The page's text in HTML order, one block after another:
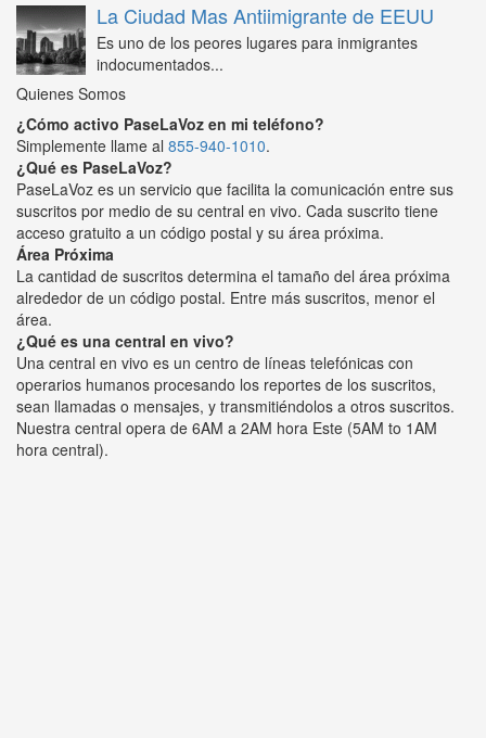
La Ciudad Mas Antiimigrante de EEUU
Es uno de los peores lugares para inmigrantes
indocumentados...
Quienes Somos
¿Cómo activo PaseLaVoz en mi teléfono?
Simplemente llame al 855-940-1010.
¿Qué es PaseLaVoz?
PaseLaVoz es un servicio que facilita la comunicación entre sus
suscritos por medio de su central en vivo. Cada suscrito tiene
acceso gratuito a un código postal y su área próxima.
Área Próxima
La cantidad de suscritos determina el tamaño del área próxima
alrededor de un código postal. Entre más suscritos, menor el
área.
¿Qué es una central en vivo?
Una central en vivo es un centro de líneas telefónicas con
operarios humanos procesando los reportes de los suscritos,
sean llamadas o mensajes, y transmitiéndolos a otros suscritos.
Nuestra central opera de 6AM a 2AM hora Este (5AM to 1AM
hora central).